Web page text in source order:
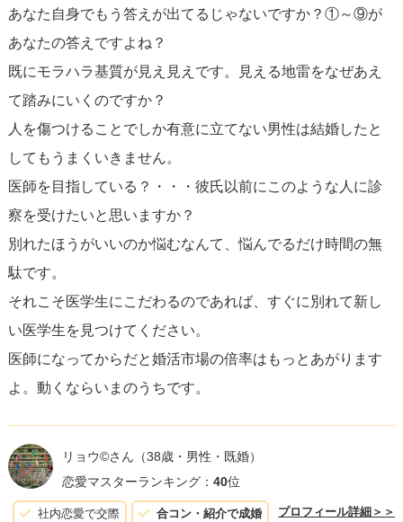
だけでなく、あなた自身の価値をも低下させてしまいま
す。
長期的な視点で考えた時、あなた自身の幸福と満足を最優
先にした選択をすることが重要です。関係を見直し、自分
自身にとって本当に価値のあるものが何かを考え、それに
基づいて行動する勇気を持ってください。最終的に、あな
た自身の直感と幸福を信じることが、最も良い選択を導く
ことになるでしょう。
あなた自身でもう答えが出てるじゃないですか？①～⑨が
あなたの答えですよね？
既にモラハラ基質が見え見えです。見える地雷をなぜあえ
て踏みにいくのですか？
人を傷つけることでしか有意に立てない男性は結婚したと
してもうまくいきません。
医師を目指している？・・・彼氏以前にこのような人に診
察を受けたいと思いますか？
別れたほうがいいのか悩むなんて、悩んでるだけ時間の無
駄です。
それこそ医学生にこだわるのであれば、すぐに別れて新し
い医学生を見つけてください。
医師になってからだと婚活市場の倍率はもっとあがります
よ。動くならいまのうちです。
リョウ©️さん （38歳・男性・既婚）
恋愛マスターランキング： 40位
社内恋愛で交際 合コン・紹介で成婚 プロフィール詳細＞＞